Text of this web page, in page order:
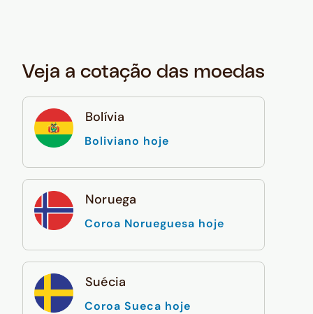
Veja a cotação das moedas
Bolívia
Boliviano hoje
Noruega
Coroa Norueguesa hoje
Suécia
Coroa Sueca hoje